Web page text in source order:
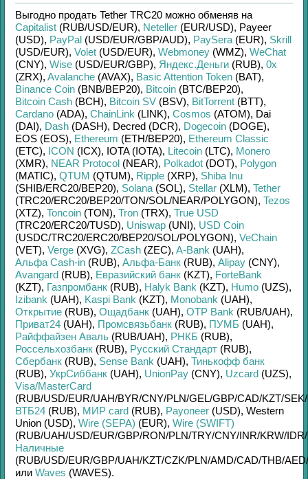
Выгодно продать Tether TRC20 можно обменяв на
Capitalist (RUB/USD/EUR), Neteller (EUR/USD), Payeer
(USD), PayPal (USD/EUR/GBP/AUD), PaySera (EUR), Skrill
(USD/EUR), Volet (USD/EUR), Webmoney (WMZ), WeChat
(CNY), Wise (USD/EUR/GBP), Яндекс.Деньги (RUB), 0x
(ZRX), Avalanche (AVAX), Basic Attention Token (BAT),
Binance Coin (BNB/BEP20), Bitcoin (BTC/BEP20),
Bitcoin Cash (BCH), Bitcoin SV (BSV), BitTorrent (BTT),
Cardano (ADA), ChainLink (LINK), Cosmos (ATOM), Dai
(DAI), Dash (DASH), Decred (DCR), Dogecoin (DOGE),
EOS (EOS), Ethereum (ETH/BEP20), Ethereum Classic
(ETC), ICON (ICX), IOTA (IOTA), Litecoin (LTC), Monero
(XMR), NEAR Protocol (NEAR), Polkadot (DOT), Polygon
(MATIC), QTUM (QTUM), Ripple (XRP), Shiba Inu
(SHIB/ERC20/BEP20), Solana (SOL), Stellar (XLM), Tether
(TRC20/ERC20/BEP20/TON/SOL/NEAR/POLYGON), Tezos
(XTZ), Toncoin (TON), Tron (TRX), True USD
(TRC20/ERC20/TUSD), Uniswap (UNI), USD Coin
(USDC/TRC20/ERC20/BEP20/SOL/POLYGON), VeChain
(VET), Verge (XVG), ZCash (ZEC), A-Bank (UAH),
Альфа Cash-in (RUB), Альфа-Банк (RUB), Alipay (CNY),
Avangard (RUB), Евразийский банк (KZT), ForteBank
(KZT), Газпромбанк (RUB), Halyk Bank (KZT), Humo (UZS),
Izibank (UAH), Kaspi Bank (KZT), Monobank (UAH),
Открытие (RUB), Ощадбанк (UAH), OTP Bank (RUB/UAH),
Приват24 (UAH), Промсвязьбанк (RUB), ПУМБ (UAH),
Райффайзен Аваль (RUB/UAH), РНКБ (RUB),
Россельхозбанк (RUB), Русский Стандарт (RUB),
Сбербанк (RUB), Sense Bank (UAH), Тинькофф банк
(RUB), УкрСиббанк (UAH), UnionPay (CNY), Uzcard (UZS),
Visa/MasterCard
(RUB/USD/EUR/UAH/BYR/CNY/PLN/GEL/GBP/CAD/KZT/SEK/
ВТБ24 (RUB), МИР card (RUB), Payoneer (USD), Western
Union (USD), Wire (SEPA) (EUR), Wire (SWIFT)
(RUB/UAH/USD/EUR/GBP/RON/PLN/TRY/CNY/INR/KRW/IDR/
Наличные
(RUB/USD/EUR/GBP/UAH/KZT/CZK/PLN/AMD/CAD/THB/AED/
или Waves (WAVES).